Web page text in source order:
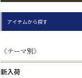
アイテムから探す
《テーマ別》
新入荷